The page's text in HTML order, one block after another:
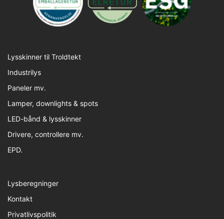
Lysskinner til Troldtekt
Industrilys
Paneler mv.
Lamper, downlights & spots
LED-bånd & lysskinner
Drivere, controllere mv.
EPD.
Lysberegninger
Kontakt
Privatlivspolitik